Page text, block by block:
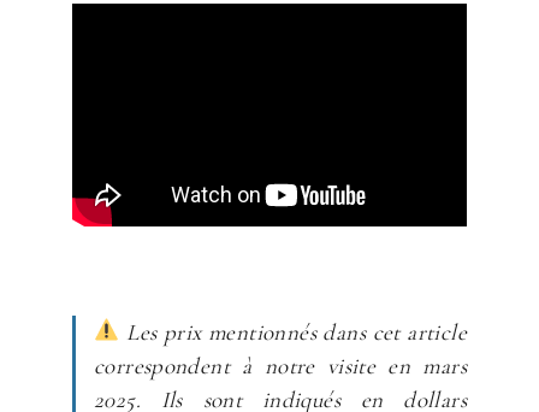
Les prix mentionnés dans cet article
correspondent à notre visite en mars
2025. Ils sont indiqués en dollars